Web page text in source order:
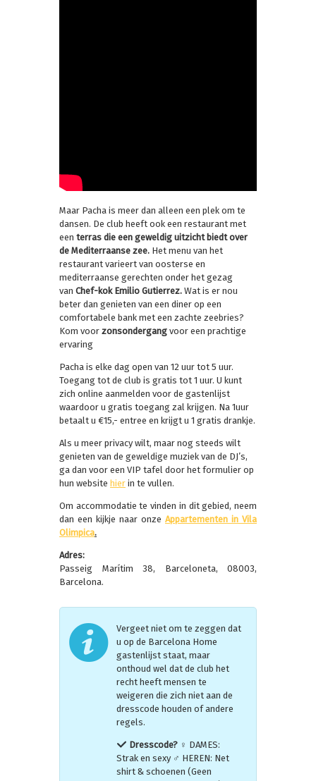
Maar Pacha is meer dan alleen een plek om te
dansen. De club heeft ook een restaurant met
een terras die een geweldig uitzicht biedt over
de Mediterraanse zee. Het menu van het
restaurant varieert van oosterse en
mediterraanse gerechten onder het gezag
van Chef-kok Emilio Gutierrez. Wat is er nou
beter dan genieten van een diner op een
comfortabele bank met een zachte zeebries?
Kom voor zonsondergang voor een prachtige
ervaring
Pacha is elke dag open van 12 uur tot 5 uur.
Toegang tot de club is gratis tot 1 uur. U kunt
zich online aanmelden voor de gastenlijst
waardoor u gratis toegang zal krijgen. Na 1uur
betaalt u €15,- entree en krijgt u 1 gratis drankje.
Als u meer privacy wilt, maar nog steeds wilt
genieten van de geweldige muziek van de DJ’s,
ga dan voor een VIP tafel door het formulier op
hun website hier in te vullen.
Om accommodatie te vinden in dit gebied, neem
dan een kijkje naar onze Appartementen in Vila
Olimpica.
Adres:
Passeig Marítim 38, Barceloneta, 08003,
Barcelona.
Vergeet niet om te zeggen dat
u op de Barcelona Home
gastenlijst staat, maar
onthoud wel dat de club het
recht heeft mensen te
weigeren die zich niet aan de
dresscode houden of andere
regels.
Dresscode?♀ DAMES:
Strak en sexy ♂ HEREN: Net
shirt & schoenen (Geen